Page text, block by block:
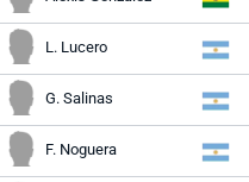
L. Lucero
G. Salinas
F. Noguera